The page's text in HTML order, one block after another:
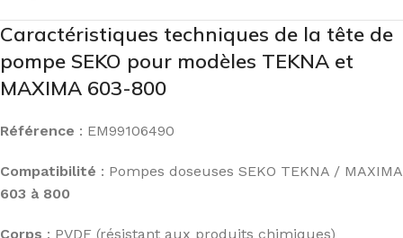
Caractéristiques techniques de la tête de
pompe SEKO pour modèles TEKNA et
MAXIMA 603-800
Référence : EM99106490
Compatibilité : Pompes doseuses SEKO TEKNA / MAXIMA
603 à 800
Corps : PVDF (résistant aux produits chimiques)